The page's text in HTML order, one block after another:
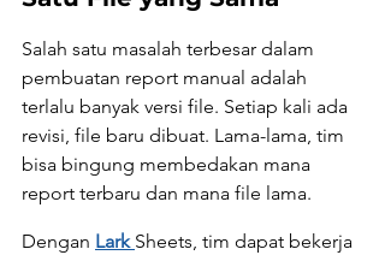
Salah satu masalah terbesar dalam
pembuatan report manual adalah
terlalu banyak versi file. Setiap kali ada
revisi, file baru dibuat. Lama-lama, tim
bisa bingung membedakan mana
report terbaru dan mana file lama.
Dengan Lark Sheets, tim dapat bekerja